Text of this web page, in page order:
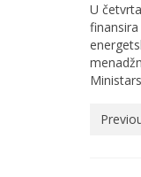
U